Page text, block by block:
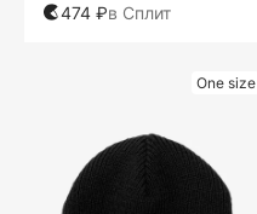
474 ₽в Сплит
One size